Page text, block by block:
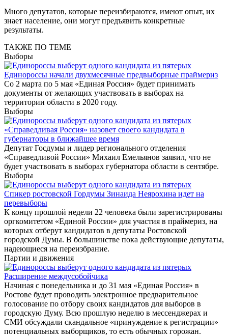
Много депутатов, которые переизбираются, имеют опыт, их
знает население, они могут предъявить конкретные
результаты.
ТАКЖЕ ПО ТЕМЕ
Выборы
Единороссы начали двухмесячные предвыборные праймериз
Со 2 марта по 5 мая «Единая Россия» будет принимать
документы от желающих участвовать в выборах на
территории области в 2020 году.
Выборы
«Справедливая Россия» назовет своего кандидата в
губернаторы в ближайшее время
Депутат Госдумы и лидер регионального отделения
«Справедливой России» Михаил Емельянов заявил, что не
будет участвовать в выборах губернатора области в сентябре.
Выборы
Спикер ростовской Гордумы Зинаида Неярохина идет на
перевыборы
К концу прошлой недели 22 человека были зарегистрированы
оргкомитетом «Единой России» для участия в праймериз, на
которых отберут кандидатов в депутаты Ростовской
городской Думы. В большинстве пока действующие депутаты,
надеющиеся на переизбрание.
Партии и движения
Расширение междусобойчика
Начиная с понедельника и до 31 мая «Единая Россия» в
Ростове будет проводить электронное предварительное
голосование по отбору своих кандидатов для выборов в
городскую Думу. Всю прошлую неделю в мессенджерах и
СМИ обсуждали скандальное «принуждение к регистрации»
потенциальных выборщиков, то есть обычных горожан.